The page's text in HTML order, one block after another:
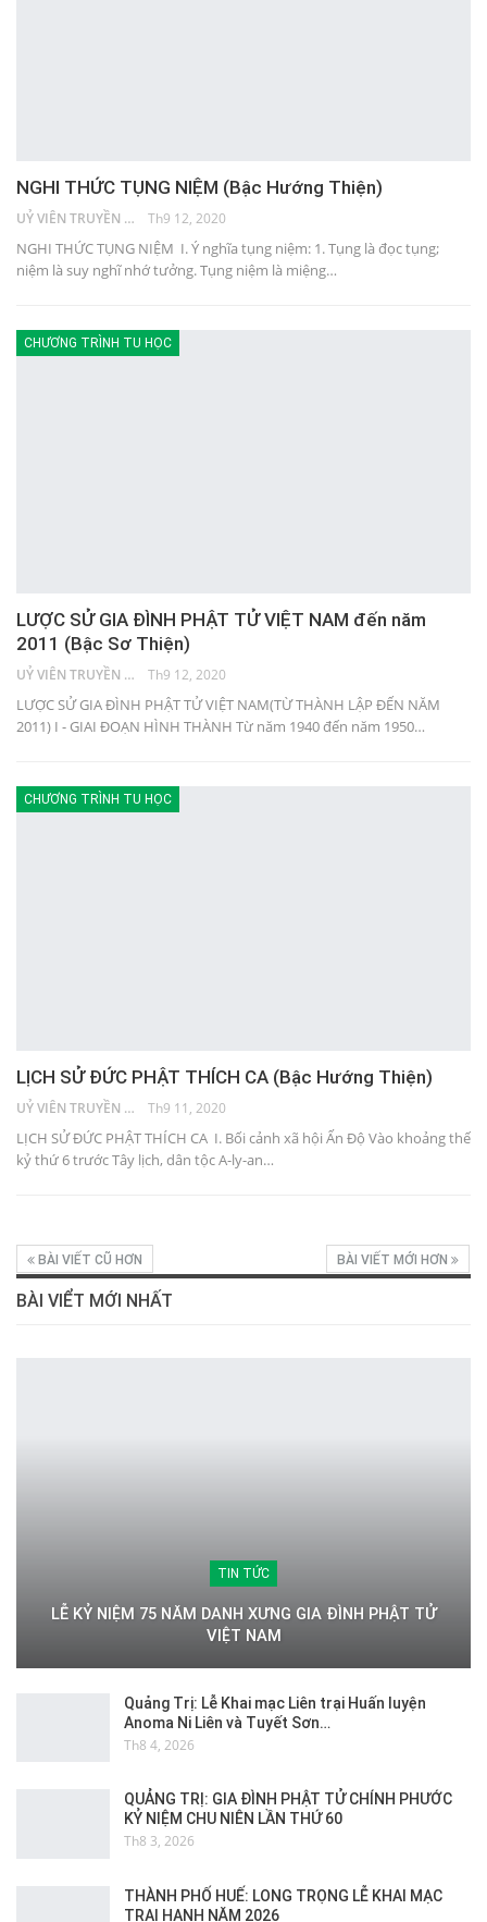
NGHI THỨC TỤNG NIỆM (Bậc Hướng Thiện)
UỶ VIÊN TRUYỀN THÔNG Th9 12, 2020
NGHI THỨC TỤNG NIỆM I. Ý nghĩa tụng niệm: 1. Tụng là đọc tụng;
niệm là suy nghĩ nhớ tưởng. Tụng niệm là miệng…
CHƯƠNG TRÌNH TU HỌC
LƯỢC SỬ GIA ĐÌNH PHẬT TỬ VIỆT NAM đến năm
2011 (Bậc Sơ Thiện)
UỶ VIÊN TRUYỀN THÔNG Th9 12, 2020
LƯỢC SỬ GIA ĐÌNH PHẬT TỬ VIỆT NAM(TỪ THÀNH LẬP ĐẾN NĂM
2011) I - GIAI ĐOẠN HÌNH THÀNH Từ năm 1940 đến năm 1950…
CHƯƠNG TRÌNH TU HỌC
LỊCH SỬ ĐỨC PHẬT THÍCH CA (Bậc Hướng Thiện)
UỶ VIÊN TRUYỀN THÔNG Th9 11, 2020
LỊCH SỬ ĐỨC PHẬT THÍCH CA I. Bối cảnh xã hội Ấn Độ Vào khoảng thế
kỷ thứ 6 trước Tây lịch, dân tộc A-ly-an…
BÀI VIẾT CŨ HƠN BÀI VIẾT MỚI HƠN
BÀI VIỂT MỚI NHẤT
TIN TỨC
LỄ KỶ NIỆM 75 NĂM DANH XƯNG GIA ĐÌNH PHẬT TỬ
VIỆT NAM
Quảng Trị: Lễ Khai mạc Liên trại Huấn luyện
Anoma Ni Liên và Tuyết Sơn…
Th8 4, 2026
QUẢNG TRỊ: GIA ĐÌNH PHẬT TỬ CHÍNH PHƯỚC
KỶ NIỆM CHU NIÊN LẦN THỨ 60
Th8 3, 2026
THÀNH PHỐ HUẾ: LONG TRỌNG LỄ KHAI MẠC
TRẠI HẠNH NĂM 2026